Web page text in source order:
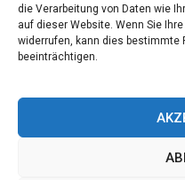
die Verarbeitung von Daten wie
auf dieser Website. Wenn Sie
widerrufen, kann dies bestimmte
beeinträchtigen.